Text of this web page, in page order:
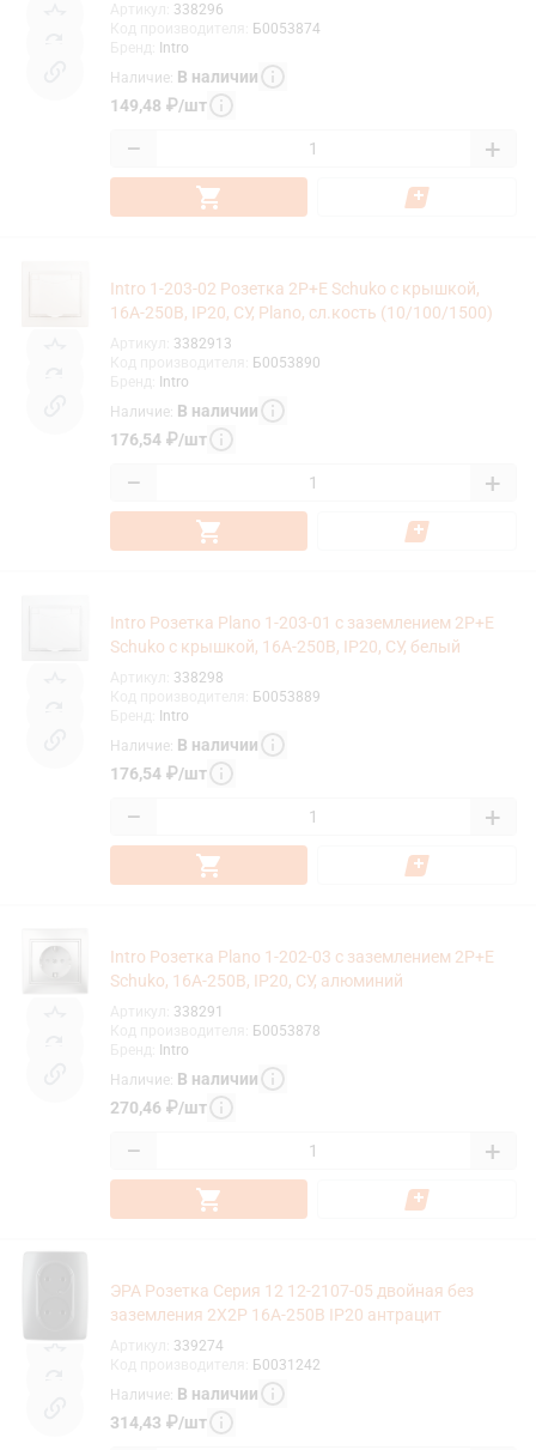
338296
Б0053874
Intro
Наличие: В наличии
149,48 ₽/шт
− +
Intro 1-203-02 Розетка 2P+E Schuko с крышкой,
16А-250В, IP20, СУ, Plano, сл.кость (10/100/1500)
3382913
Б0053890
Intro
Наличие: В наличии
176,54 ₽/шт
− +
Intro Розетка Plano 1-203-01 с заземлением 2P+E
Schuko с крышкой, 16А-250В, IP20, СУ, белый
338298
Б0053889
Intro
Наличие: В наличии
176,54 ₽/шт
− +
Intro Розетка Plano 1-202-03 с заземлением 2P+E
Schuko, 16А-250В, IP20, СУ, алюминий
338291
Б0053878
Intro
Наличие: В наличии
270,46 ₽/шт
− +
ЭРА Розетка Серия 12 12-2107-05 двойная без
заземления 2X2P 16A-250В IP20 антрацит
339274
Б0031242
Наличие: В наличии
314,43 ₽/шт